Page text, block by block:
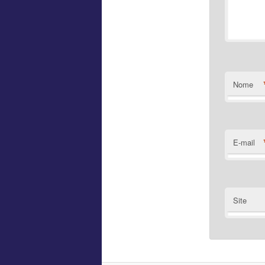
Nome
E-mail
Site